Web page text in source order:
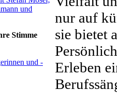
und
Stimme
und -
nur auf
sie bietet
Erleben